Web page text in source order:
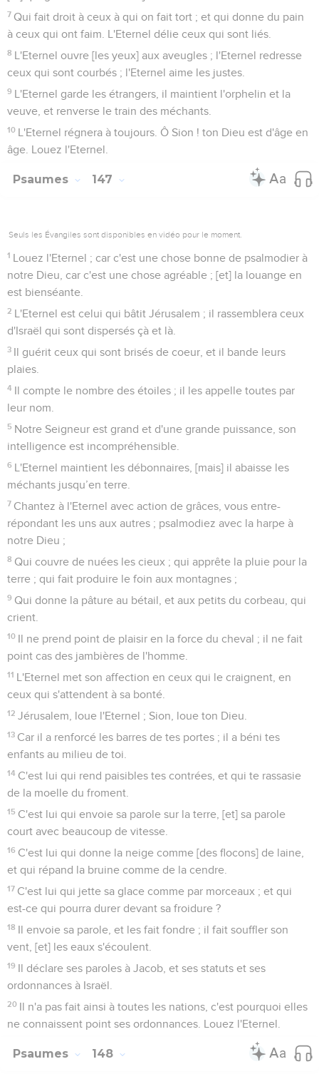
7 Qui fait droit à ceux à qui on fait tort ; et qui donne du pain
à ceux qui ont faim. L'Eternel délie ceux qui sont liés.
8 L'Eternel ouvre [les yeux] aux aveugles ; l'Eternel redresse
ceux qui sont courbés ; l'Eternel aime les justes.
9 L'Eternel garde les étrangers, il maintient l'orphelin et la
veuve, et renverse le train des méchants.
10 L'Eternel régnera à toujours. Ô Sion ! ton Dieu est d'âge en
âge. Louez l'Eternel.
Psaumes 147
Seuls les Évangiles sont disponibles en vidéo pour le moment.
1 Louez l'Eternel ; car c'est une chose bonne de psalmodier à
notre Dieu, car c'est une chose agréable ; [et] la louange en
est bienséante.
2 L'Eternel est celui qui bâtit Jérusalem ; il rassemblera ceux
d'Israël qui sont dispersés çà et là.
3 Il guérit ceux qui sont brisés de coeur, et il bande leurs
plaies.
4 Il compte le nombre des étoiles ; il les appelle toutes par
leur nom.
5 Notre Seigneur est grand et d'une grande puissance, son
intelligence est incompréhensible.
6 L'Eternel maintient les débonnaires, [mais] il abaisse les
méchants jusqu’en terre.
7 Chantez à l'Eternel avec action de grâces, vous entre-
répondant les uns aux autres ; psalmodiez avec la harpe à
notre Dieu ;
8 Qui couvre de nuées les cieux ; qui apprête la pluie pour la
terre ; qui fait produire le foin aux montagnes ;
9 Qui donne la pâture au bétail, et aux petits du corbeau, qui
crient.
10 Il ne prend point de plaisir en la force du cheval ; il ne fait
point cas des jambières de l'homme.
11 L'Eternel met son affection en ceux qui le craignent, en
ceux qui s'attendent à sa bonté.
12 Jérusalem, loue l'Eternel ; Sion, loue ton Dieu.
13 Car il a renforcé les barres de tes portes ; il a béni tes
enfants au milieu de toi.
14 C'est lui qui rend paisibles tes contrées, et qui te rassasie
de la moelle du froment.
15 C'est lui qui envoie sa parole sur la terre, [et] sa parole
court avec beaucoup de vitesse.
16 C'est lui qui donne la neige comme [des flocons] de laine,
et qui répand la bruine comme de la cendre.
17 C'est lui qui jette sa glace comme par morceaux ; et qui
est-ce qui pourra durer devant sa froidure ?
18 Il envoie sa parole, et les fait fondre ; il fait souffler son
vent, [et] les eaux s'écoulent.
19 Il déclare ses paroles à Jacob, et ses statuts et ses
ordonnances à Israël.
20 Il n'a pas fait ainsi à toutes les nations, c'est pourquoi elles
ne connaissent point ses ordonnances. Louez l'Eternel.
Psaumes 148